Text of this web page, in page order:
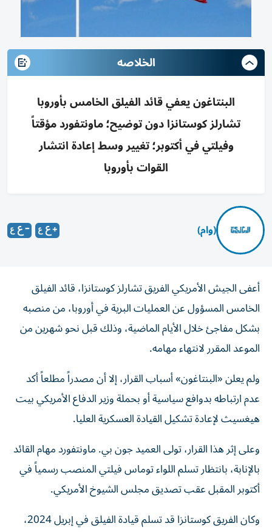
الخلاصه
البنتاغون يعفي قائد الفيلق الخامس بأوروبا
تشارلز كوستانزا دون توضيح؛ ماونتفورد مؤقتاً
وفيلتي في أكتوبر؛ تغيير وسط إعادة انتشار
القوات بأوروبا
(وام)
أعفى الجيش الأمريكي الفريق تشارلز كوستانزا، قائد الفيلق
الخامس المسؤول عن العمليات البرية في أوروبا، من منصبه
بشكل مفاجئ خلال الأيام الماضية، وذلك قبل نحو شهرين من
الموعد المقرر لانتهاء مهامه.
ولم يعلن «البنتاغون» أسباب القرار، إلا أن مصدراً مطلعاً أكد
عدم ارتباطه بدوافع سياسية أو بحملة وزير الدفاع الأمريكي بيت
هيغسيث لإعادة تشكيل القيادة العسكرية العليا.
وعلى إثر هذا القرار، تولى العميد جون بي. ماونتفورد مهام القائد
بالإنابة، بانتظار تسلم اللواء توماس فيلتي المنصب رسمياً في
أكتوبر المقبل عقب تصديق مجلس الشيوخ الأمريكي.
وكان الفريق كوستانزا قد تسلم قيادة الفيلق في إبريل 2024،